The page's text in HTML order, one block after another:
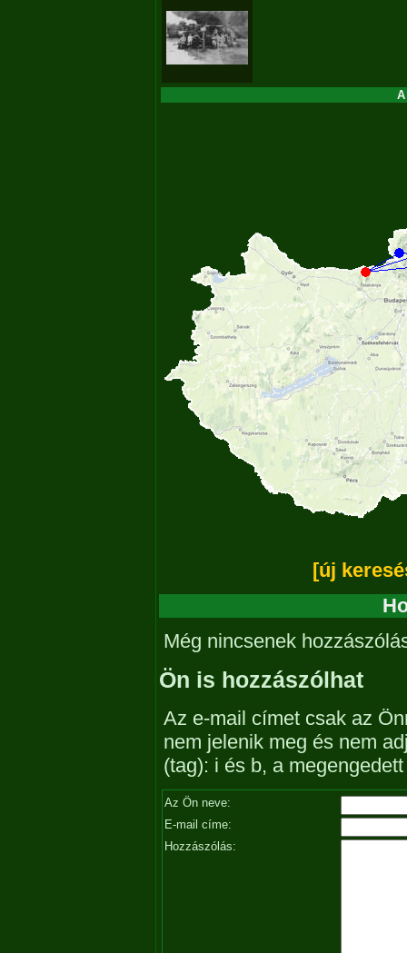
[új
Még nincsenek
Ön is hozzászólhat
Az e-mail címet csak az
nem jelenik meg és nem
(tag): i és b, a
Az Ön neve:
E-mail címe:
Hozzászólás: